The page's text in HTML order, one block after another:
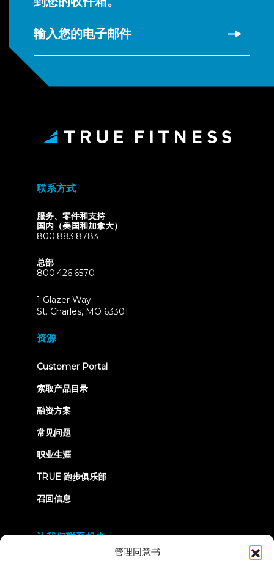
管理同意书
输入您的电子邮件
联系方式
服务、零件和支持
国内（美国和加拿大）
800.883.8783
总部
800.426.6570
1 Glazer Way
St. Charles, MO 63301
资源
Customer Portal(opens
索取产品目录
融资方案
常见问题
职业生涯
TRUE 跑步俱乐部
召回信息
让我们联系起来